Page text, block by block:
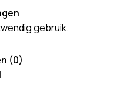
gebruik.
(0)